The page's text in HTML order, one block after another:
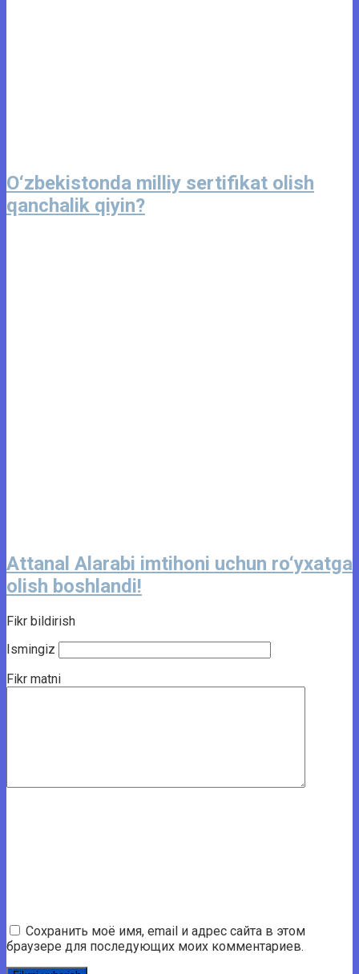
O‘zbekistonda milliy sertifikat olish
qanchalik qiyin?
Attanal Alarabi imtihoni uchun ro‘yxatga
olish boshlandi!
Fikr bildirish
Ismingiz
Fikr matni
Сохранить моё имя, email и адрес сайта в этом
браузере для последующих моих комментариев.